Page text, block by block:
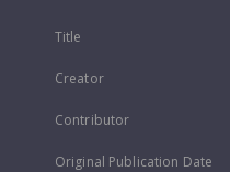
Title
Creator
Contributor
Original Publication Date